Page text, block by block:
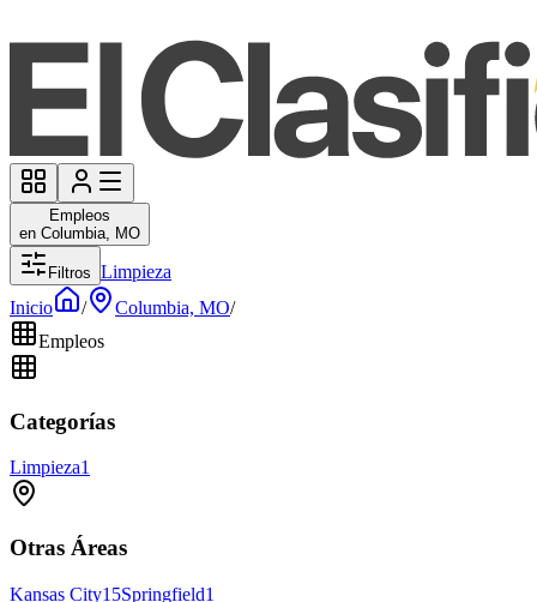
Empleos
en Columbia, MO
Filtros Limpieza
Inicio
/ Columbia, MO/
Empleos
Categorías
Limpieza1
Otras Áreas
Kansas City15Springfield1